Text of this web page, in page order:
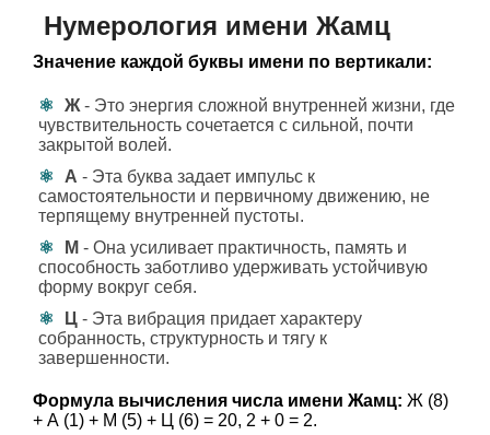
Нумерология имени Жамц
Значение каждой буквы имени по вертикали:
Ж - Это энергия сложной внутренней жизни, где
чувствительность сочетается с сильной, почти
закрытой волей.
А - Эта буква задает импульс к
самостоятельности и первичному движению, не
терпящему внутренней пустоты.
М - Она усиливает практичность, память и
способность заботливо удерживать устойчивую
форму вокруг себя.
Ц - Эта вибрация придает характеру
собранность, структурность и тягу к
завершенности.
Формула вычисления числа имени Жамц: Ж (8)
+ А (1) + М (5) + Ц (6) = 20, 2 + 0 = 2.